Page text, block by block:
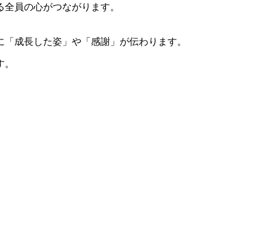
員の心がつながります。
成長した姿」や「感謝」が伝わります。